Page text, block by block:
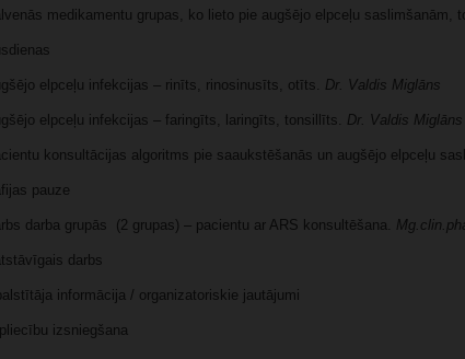
medikamentu grupas, ko lieto pie augšējo elpceļu saslimšanām,
elpceļu infekcijas – rinīts, rinosinusīts, otīts. Dr. Valdis Miglāns
elpceļu infekcijas – faringīts, laringīts, tonsillīts. Dr. Valdis Miglāns
konsultācijas algoritms pie saaukstēšanās un augšējo elpceļu
pauze
darba grupās (2 grupas) – pacientu ar ARS konsultēšana.
darbs
informācija / organizatoriskie jautājumi
izsniegšana